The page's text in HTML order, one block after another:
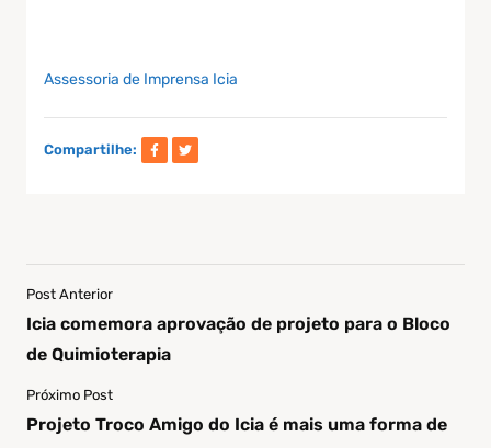
Assessoria de Imprensa Icia
Compartilhe:
Post Anterior
Icia comemora aprovação de projeto para o Bloco
de Quimioterapia
Próximo Post
Projeto Troco Amigo do Icia é mais uma forma de